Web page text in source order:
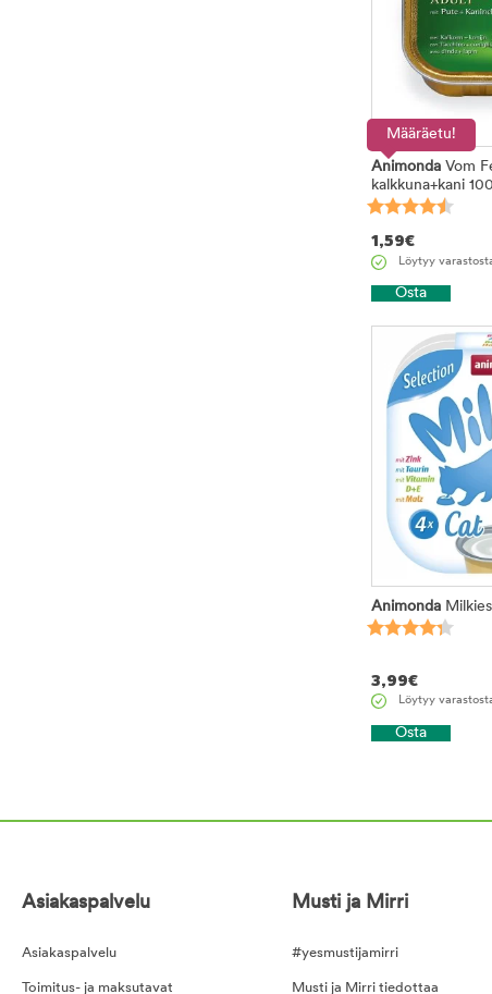
Määräetu!
Animonda Vom
kalkkuna+kani
1,59€
Löytyy
Osta
Animonda
3,99€
Löytyy
Osta
Asiakaspalvelu
Asiakaspalvelu
Toimitus- ja maksutavat
Musti ja Mirri
#yesmustijamirri
Musti ja Mirri tiedottaa